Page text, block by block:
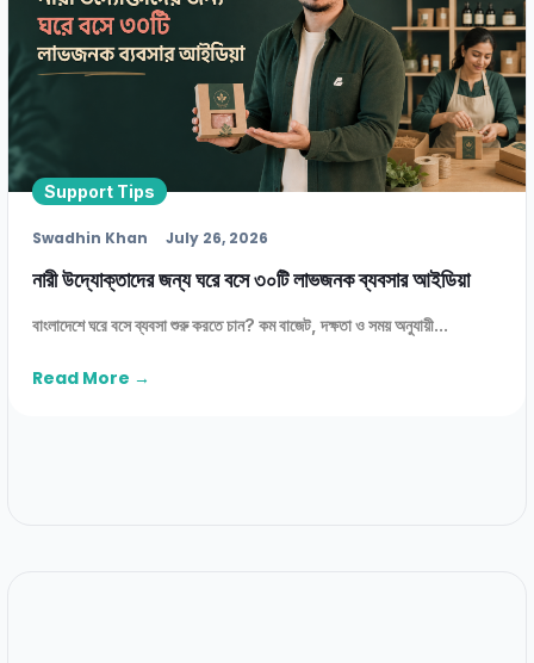
Support Tips
Swadhin Khan July 26, 2026
নারী উদ্যোক্তাদের জন্য ঘরে বসে ৩০টি লাভজনক ব্যবসার আইডিয়া
বাংলাদেশে ঘরে বসে ব্যবসা শুরু করতে চান? কম বাজেট, দক্ষতা ও সময় অনুযায়ী...
Read More →